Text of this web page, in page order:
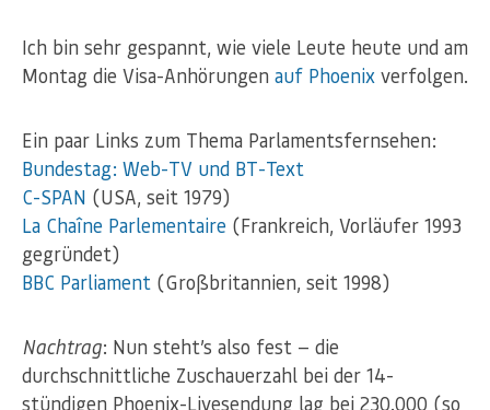
Ich bin sehr gespannt, wie viele Leute heute und am
Montag die Visa-Anhörungen auf Phoenix verfolgen.
Ein paar Links zum Thema Parlamentsfernsehen:
Bundestag: Web-TV und BT-Text
C-SPAN (USA, seit 1979)
La Chaîne Parlementaire (Frankreich, Vorläufer 1993
gegründet)
BBC Parliament (Großbritannien, seit 1998)
Nachtrag: Nun steht’s also fest — die
durchschnittliche Zuschauerzahl bei der 14-
stündigen Phoenix-Livesendung lag bei 230.000 (so